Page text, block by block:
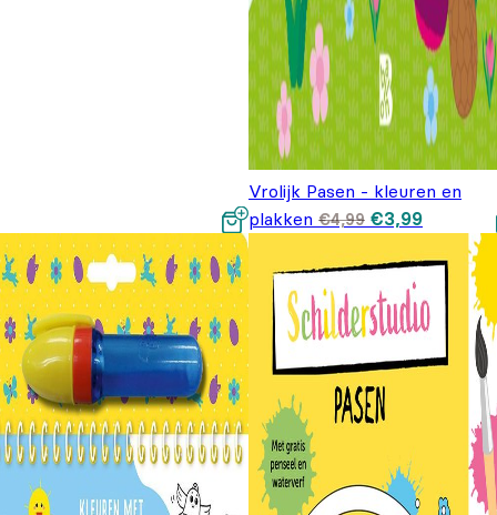
Vrolijk Pasen - kleuren en
plakken €4,99 prijs was:
€3,99Huidige
prijs is:
€3,99.